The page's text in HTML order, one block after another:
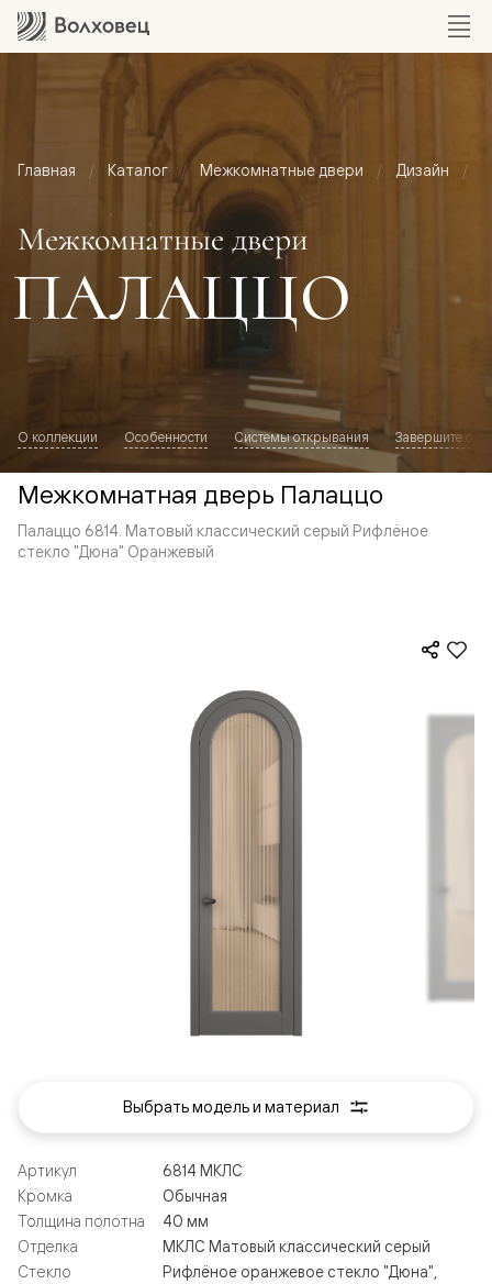
Главная Каталог Межкомнатные двери Дизайн
Межкомнатные двери
ПАЛАЦЦО
О коллекции Особенности Системы открывания Завершите
Межкомнатная дверь Палаццо
Палаццо 6814. Матовый классический серый Рифлёное
стекло "Дюна" Оранжевый
Артикул
6814 МКЛС
Кромка
Обычная
Толщина полотна
40 мм
Отделка
МКЛС Матовый классический серый
Стекло
Рифлёное оранжевое стекло "Дюна",
Выбрать модель и материал